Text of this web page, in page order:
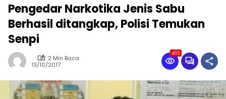
Pengedar Narkotika Jenis Sabu
Berhasil ditangkap, Polisi Temukan
Senpi
2 Min Baca
13/10/2017
402